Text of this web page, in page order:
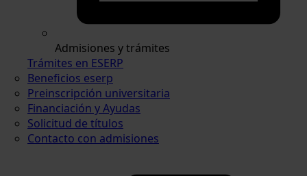
Admisiones y trámites
Trámites en ESERP
Beneficios eserp
Preinscripción universitaria
Financiación y Ayudas
Solicitud de títulos
Contacto con admisiones